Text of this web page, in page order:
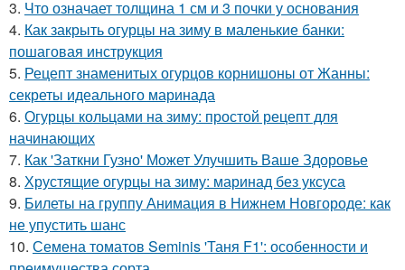
3. Что означает толщина 1 см и 3 почки у основания
4. Как закрыть огурцы на зиму в маленькие банки:
пошаговая инструкция
5. Рецепт знаменитых огурцов корнишоны от Жанны:
секреты идеального маринада
6. Огурцы кольцами на зиму: простой рецепт для
начинающих
7. Как 'Заткни Гузно' Может Улучшить Ваше Здоровье
8. Хрустящие огурцы на зиму: маринад без уксуса
9. Билеты на группу Анимация в Нижнем Новгороде: как
не упустить шанс
10. Семена томатов Seminis 'Таня F1': особенности и